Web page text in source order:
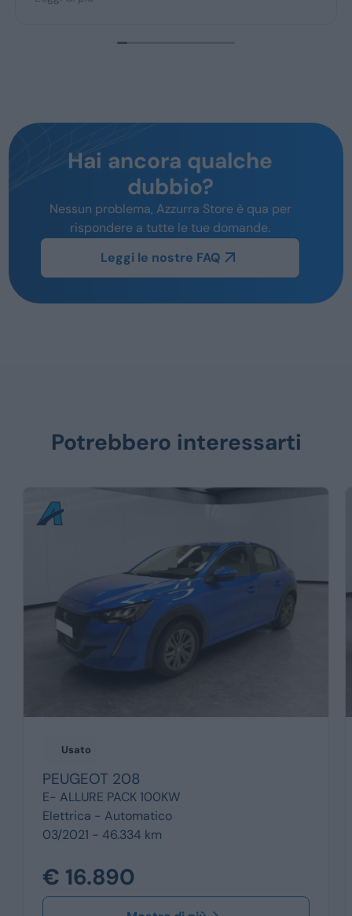
Hai ancora qualche
dubbio?
Nessun problema, Azzurra Store è qua per
rispondere a tutte le tue domande.
Leggi le nostre FAQ
Potrebbero interessarti
Usato
PEUGEOT 208
E- ALLURE PACK 100KW
Elettrica - Automatico
03/2021 - 46.334 km
€ 16.890